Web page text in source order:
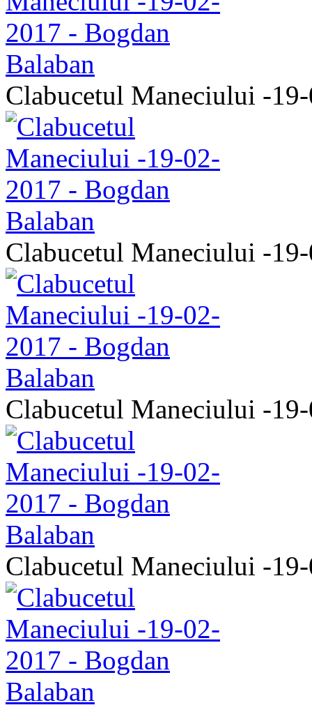
Clabucetul Maneciului -
Clabucetul Maneciului -
Clabucetul Maneciului -
Clabucetul Maneciului -